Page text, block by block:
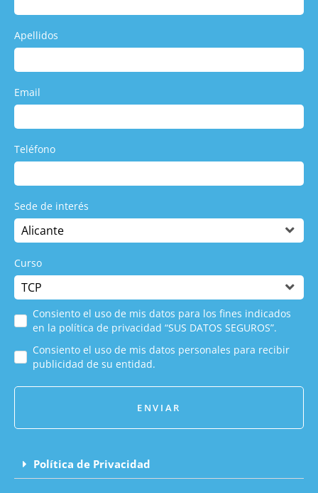
Apellidos
Email
Teléfono
Sede de interés
Curso
Consiento el uso de mis datos para los fines indicados
en la política de privacidad “SUS DATOS SEGUROS”.
Consiento el uso de mis datos personales para recibir
publicidad de su entidad.
ENVIAR
Política de Privacidad